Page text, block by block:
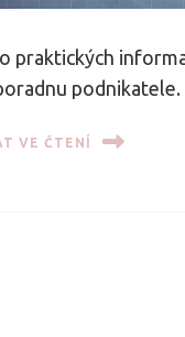
praktických
podnikatele.
VE ČTENÍ